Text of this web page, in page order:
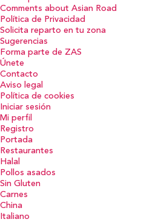
Comments about Asian Road
Política de Privacidad
Solicita reparto en tu zona
Sugerencias
Forma parte de ZAS
Únete
Contacto
Aviso legal
Política de cookies
Iniciar sesión
Mi perfil
Registro
Portada
Restaurantes
Halal
Pollos asados
Sin Gluten
Carnes
China
Italiano